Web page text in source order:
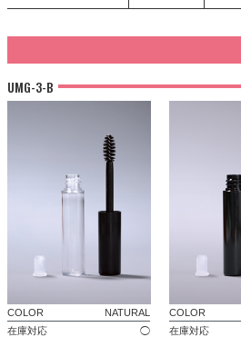
UMG-3-B
COLOR
NATURAL
在庫対応
◯
COLOR
在庫対応